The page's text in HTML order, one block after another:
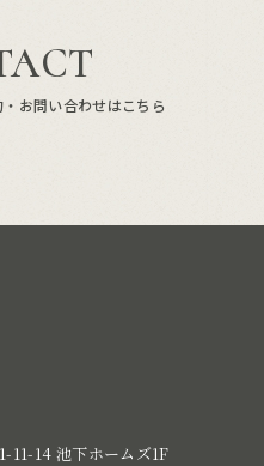
お問い合わせはこちら
11-14 池下ホームズ1F